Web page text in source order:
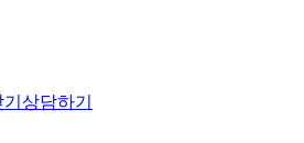
상담하기